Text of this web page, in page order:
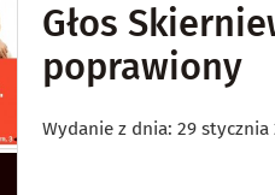
Głos
poprawiony
Wydanie z dnia: 29 stycznia